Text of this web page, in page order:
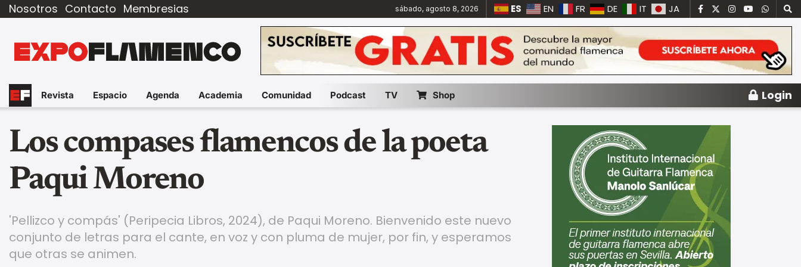
Nosotros Contacto Membresias sábado, agosto 8, 2026 ES EN FR DE IT JA
Revista Espacio Agenda Academia Comunidad Podcast TV Shop Login
Los compases flamencos de la poeta
Paqui Moreno
'Pellizco y compás' (Peripecia Libros, 2024), de Paqui Moreno. Bienvenido este nuevo
conjunto de letras para el cante, en voz y con pluma de mujer, por fin, y esperamos
que otras se animen.